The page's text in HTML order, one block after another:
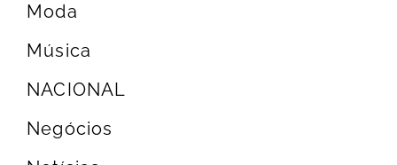
Moda
Música
NACIONAL
Negócios